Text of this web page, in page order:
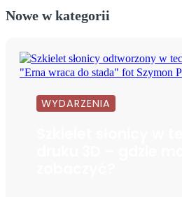
Nowe w kategorii
WYDARZENIA